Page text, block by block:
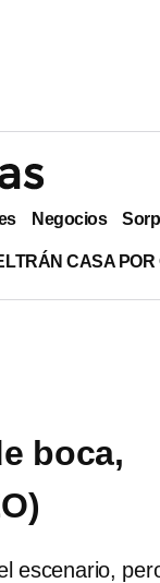
Negocios
CASA
boca,
escenario,